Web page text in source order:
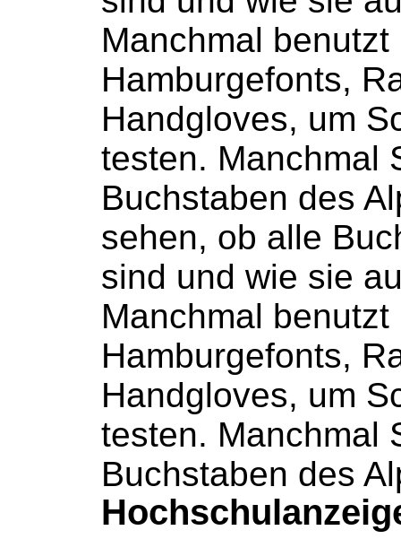
Manchmal
Hamburgefonts,
Handgloves, um
testen. Manchmal
Buchstaben des
sehen, ob alle
sind und wie sie
Manchmal
Hamburgefonts,
Handgloves, um
testen. Manchmal
Buchstaben des